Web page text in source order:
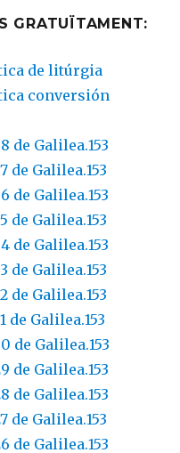
GRATUÏTAMENT:
de litúrgia
conversión
de Galilea.153
de Galilea.153
de Galilea.153
de Galilea.153
de Galilea.153
de Galilea.153
de Galilea.153
de Galilea.153
de Galilea.153
de Galilea.153
de Galilea.153
de Galilea.153
de Galilea.153